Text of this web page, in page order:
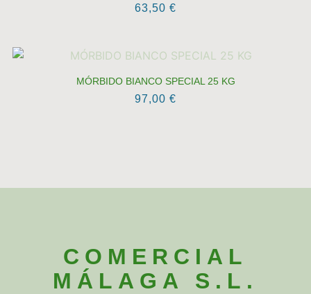
63,50 €
MÓRBIDO BIANCO SPECIAL 25 KG
97,00 €
COMERCIAL
MÁLAGA S.L.